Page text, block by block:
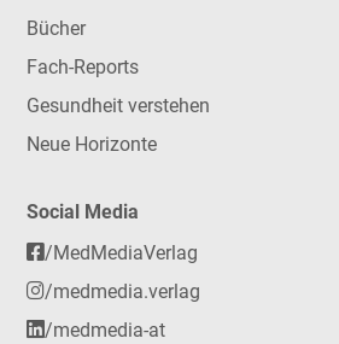
Bücher
Fach-Reports
Gesundheit verstehen
Neue Horizonte
Social Media
/MedMediaVerlag
/medmedia.verlag
/medmedia-at